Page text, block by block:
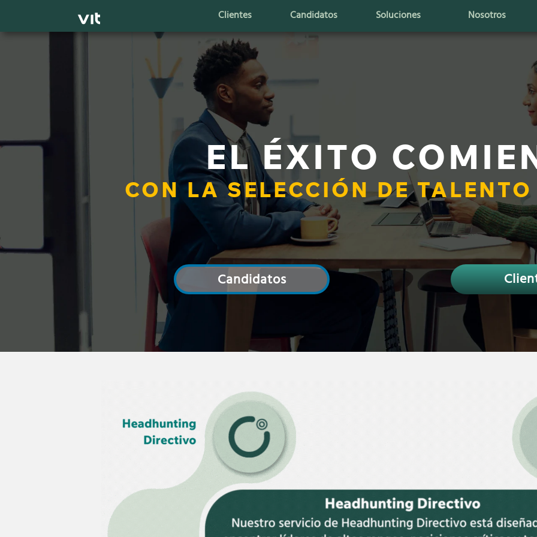
Clientes Candidatos Soluciones Nosotros
EL ÉXITO
CON LA SELECCIÓN DE
Candidatos